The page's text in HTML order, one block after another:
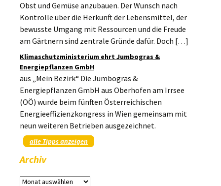
Obst und Gemüse anzubauen. Der Wunsch nach
Kontrolle über die Herkunft der Lebensmittel, der
bewusste Umgang mit Ressourcen und die Freude
am Gärtnern sind zentrale Gründe dafür. Doch […]
Klimaschutzministerium ehrt Jumbogras &
Energiepflanzen GmbH
aus „Mein Bezirk“ Die Jumbogras &
Energiepflanzen GmbH aus Oberhofen am Irrsee
(OÖ) wurde beim fünften Österreichischen
Energieeffizienzkongress in Wien gemeinsam mit
neun weiteren Betrieben ausgezeichnet.
alle Tipps anzeigen
Archiv
Archiv